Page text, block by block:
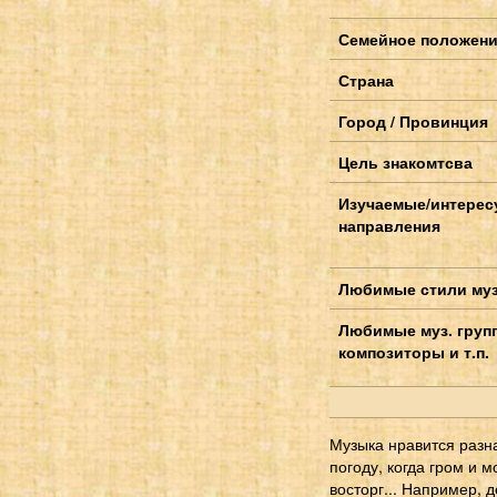
Семейное
Страна
Город / Провинция
Цель знакомтсва
Изучаемые/
направления
Любимые стили
Любимые муз.
композиторы и т.п.
Музыка нравится
погоду, когда гром и
восторг... Например,